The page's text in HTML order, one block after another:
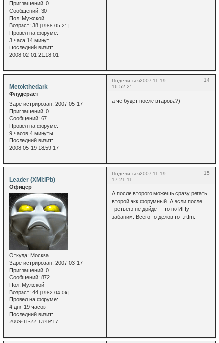
Приглашений: 0
Сообщений: 30
Пол: Мужской
Возраст: 38 [1988-05-21]
Провел на форуме:
3 часа 14 минут
Последний визит:
2008-02-01 21:18:01
Поделиться 14
2007-11-19
16:52:21
Metokthedark
Флудераст
Зарегистрирован: 2007-05-17
Приглашений: 0
Сообщений: 67
Провел на форуме:
9 часов 4 минуты
Последний визит:
2008-05-19 18:59:17
а че будет после втарова?)
Поделиться 15
2007-11-19
17:21:11
Leader (XMblPb)
Офицер
Откуда: Москва
Зарегистрирован: 2007-03-17
Приглашений: 0
Сообщений: 872
Пол: Мужской
Возраст: 44 [1982-04-06]
Провел на форуме:
4 дня 19 часов
Последний визит:
2009-11-22 13:49:17
А после второго можешь сразу регать
второй акк форумный. А если после
третьего не дойдёт - то по ИПу
забаним. Всего то делов то :rtfm: